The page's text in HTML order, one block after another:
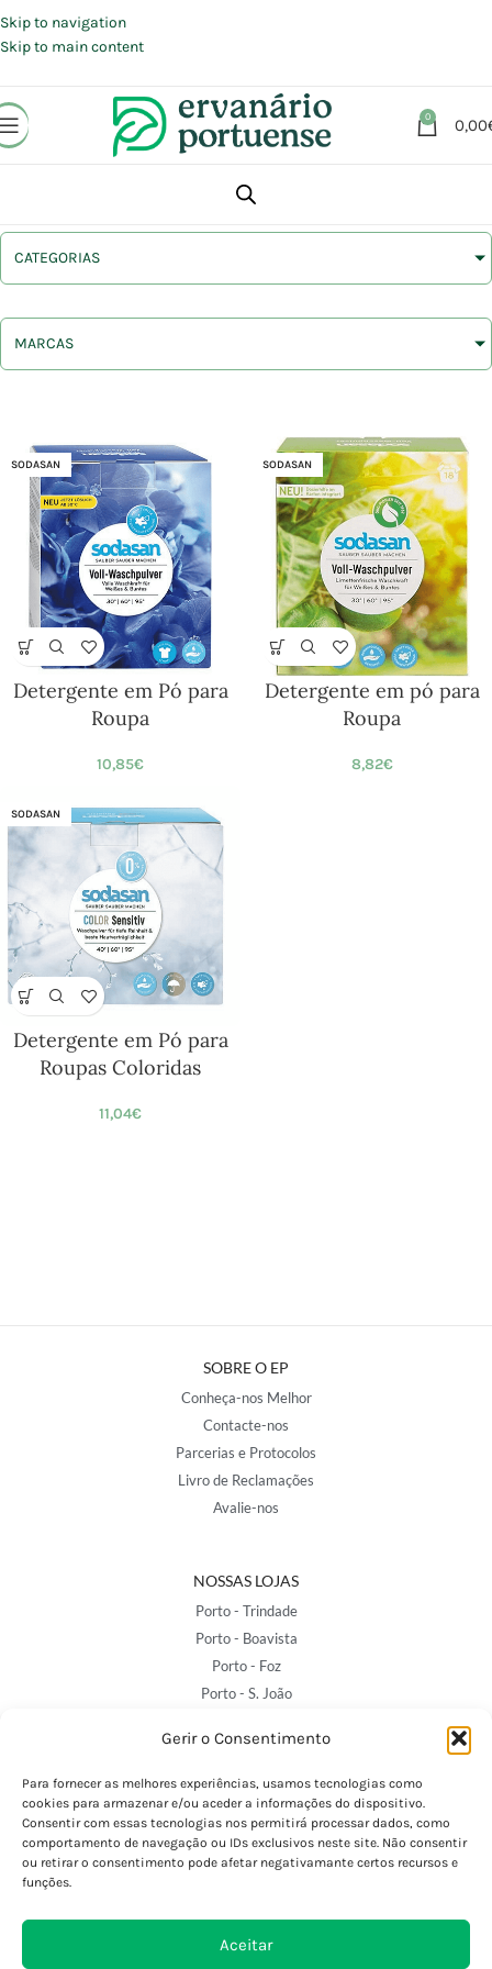
Gerir o Consentimento
Para fornecer as melhores experiências, usamos tecnologias como
cookies para armazenar e/ou aceder a informações do dispositivo.
Consentir com essas tecnologias nos permitirá processar dados, como
comportamento de navegação ou IDs exclusivos neste site. Não consentir
ou retirar o consentimento pode afetar negativamante certos recursos e
funções.
Aceitar
Skip to navigation
Skip to main content
0 0,00
CATEGORIAS
MARCAS
SODASAN
Detergente em Pó para
Roupa
10,85€
SODASAN
Detergente em pó para
Roupa
8,82€
SODASAN
Detergente em Pó para
Roupas Coloridas
11,04€
SOBRE O EP
Conheça-nos Melhor
Contacte-nos
Parcerias e Protocolos
Livro de Reclamações
Avalie-nos
NOSSAS LOJAS
Porto - Trindade
Porto - Boavista
Porto - Foz
Porto - S. João
Barcelos
SAIBA MAIS
Política de Privacidade
Perguntas Frequentes